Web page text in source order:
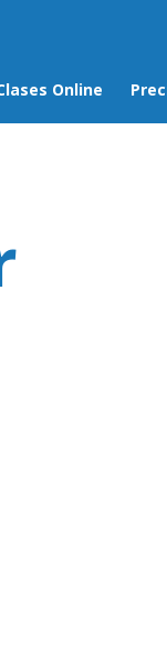
Online